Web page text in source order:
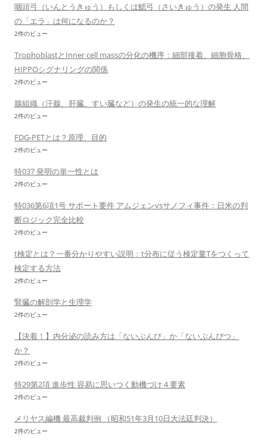
咽頭弓（いんとうきゅう）もしくは鰓弓（さいきゅう）の発生 人間
の「エラ」は何になるのか？
2件のビュー
TrophoblastとInner cell massの分化の機序：細部接着、細胞骨格、
HIPPOシグナリングの関係
2件のビュー
腺組織（汗腺、肝臓、すい臓など）の発生の統一的な理解
2件のビュー
FDG-PETとは？原理、目的
2件のビュー
特037 発明の単一性とは
2件のビュー
特036第6項1号 サポート要件 アムジェンvsサノフィ事件：日米の判
断ロジック完全比較
2件のビュー
t検定とは？一番分かりやすい説明：t分布に従う検定量Tをつくって
検定する方法
2件のビュー
腎臓の解剖学と生理学
2件のビュー
【決着！】内分泌の読み方は「ないぶんぴ」か「ないぶんぴつ」
か？
2件のビュー
特29第2項 進歩性 容易に思いつく動機づけ４要素
2件のビュー
メリヤス編機 最高裁判例 （昭和51年3月10日大法廷判決）
2件のビュー